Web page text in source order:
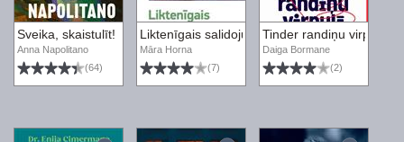
Sveika, skaistulīt!
Anna Napolitano
(64)
Liktenīgais salidojums
Māra Horna
(7)
Tinder randiņu virpulī
Daiga Bormane
(2)